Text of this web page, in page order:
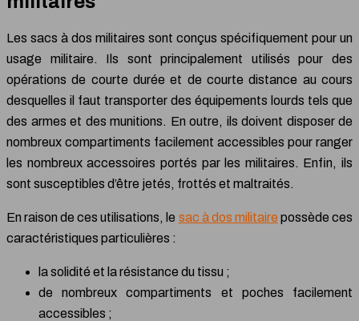
Les sacs à dos militaires sont conçus spécifiquement pour un
usage militaire. Ils sont principalement utilisés pour des
opérations de courte durée et de courte distance au cours
desquelles il faut transporter des équipements lourds tels que
des armes et des munitions. En outre, ils doivent disposer de
nombreux compartiments facilement accessibles pour ranger
les nombreux accessoires portés par les militaires. Enfin, ils
sont susceptibles d’être jetés, frottés et maltraités.
En raison de ces utilisations, le sac à dos militaire possède ces
caractéristiques particulières :
la solidité et la résistance du tissu ;
de nombreux compartiments et poches facilement
accessibles ;